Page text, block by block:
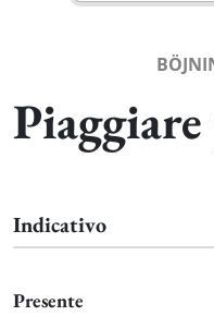
Indicativo
Presente